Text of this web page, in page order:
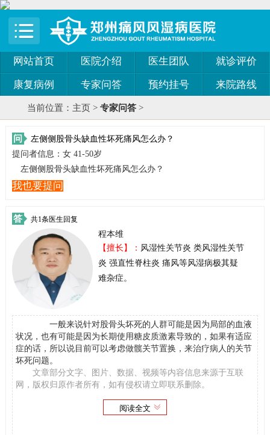
网站首页 医院介绍 医生团队 就诊评价
康复病例 专家问答 预约挂号 来院路线
当前位置： 主页> 专家问答>
问
左侧侧股骨头缺血性坏死痛风怎么办？
提问者信息：女 41-50岁
左侧侧股骨头缺血性坏死痛风怎么办？
我也要提问
答 共1条医生回复
程本维
【擅长】： 风湿性关节炎 类风湿性关节
炎 强直性脊柱炎 痛风等风湿病极其疑
难杂症。
一般来说针对股骨头坏死的人群可能是因为局部的血液
状况，也有可能是因为长期使用糖皮质激素导致的，如果有适应
症的话，所以说目前可以考虑做髋关节置换，来治疗病人的关节
坏死问题。
文章部分文字、图片、数据、视频等内容信息来源于互联
网，版权归原作者所有，如有侵权请立即联系删除。
阅读全文